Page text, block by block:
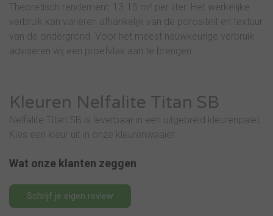
Theoretisch rendement: 13-15 m² per liter. Het werkelijke
verbruik kan variëren afhankelijk van de porositeit en textuur
van de ondergrond. Voor het meest nauwkeurige verbruik
adviseren wij een proefvlak aan te brengen.
Kleuren Nelfalite Titan SB
Nelfalite Titan SB is leverbaar in een uitgebreid kleurenpalet.
Kies een kleur uit in onze kleurenwaaier.
Wat onze klanten zeggen
Schrijf je eigen review